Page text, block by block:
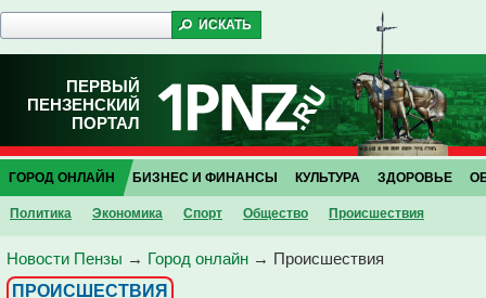
ПЕРВЫЙ
ПЕНЗЕНСКИЙ
ПОРТАЛ
ГОРОД ОНЛАЙН
Политика Экономика Спорт Общество Проиcшествия
БИЗНЕС И ФИНАНСЫ КУЛЬТУРА ЗДОРОВЬЕ
Новости Пензы → Город онлайн → Проиcшествия
ПРОИCШЕСТВИЯ